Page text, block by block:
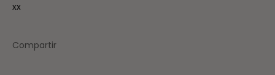
xx
Compartir